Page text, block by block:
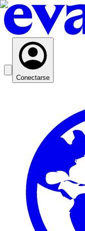
Conectarse